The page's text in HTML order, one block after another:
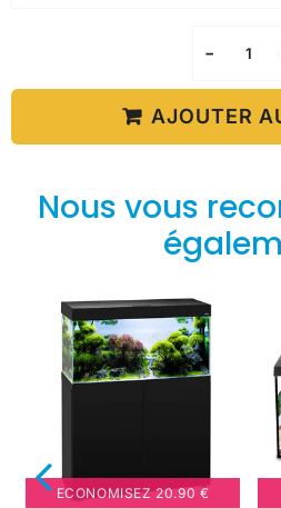
-
AJOUTER
Nous vous
ECONOMISEZ20.90 €